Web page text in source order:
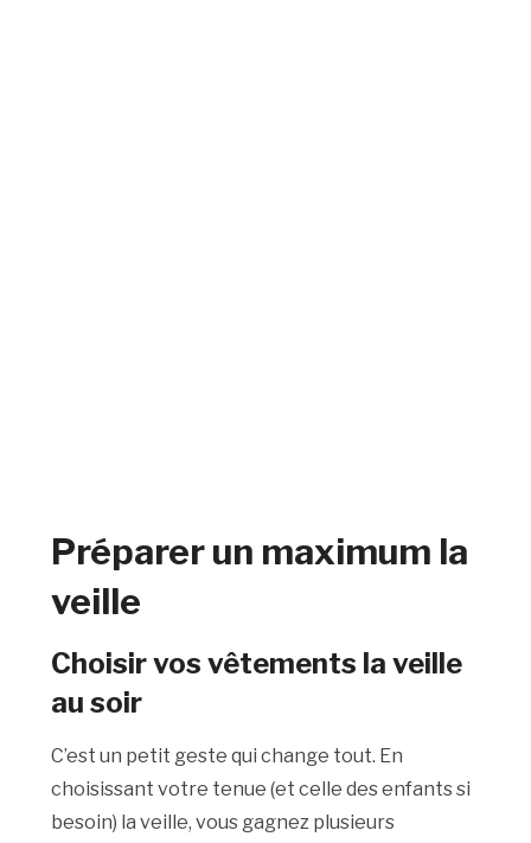
Préparer un maximum la
veille
Choisir vos vêtements la veille
au soir
C’est un petit geste qui change tout. En
choisissant votre tenue (et celle des enfants si
besoin) la veille, vous gagnez plusieurs